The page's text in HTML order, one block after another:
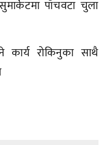
पाँचवटा चुला
कार्य रोकिनुका साथै